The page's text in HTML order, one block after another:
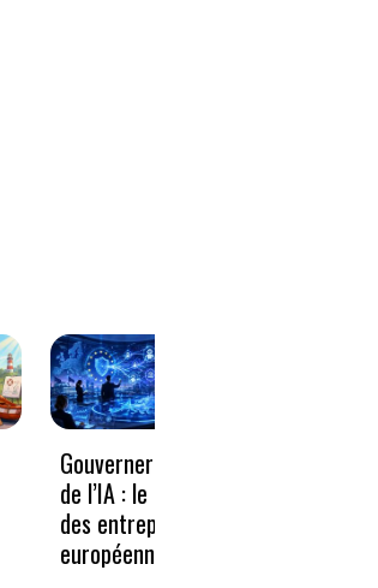
Gouverner à la vitesse
de l’IA : le nouveau défi
des entreprises
européennes